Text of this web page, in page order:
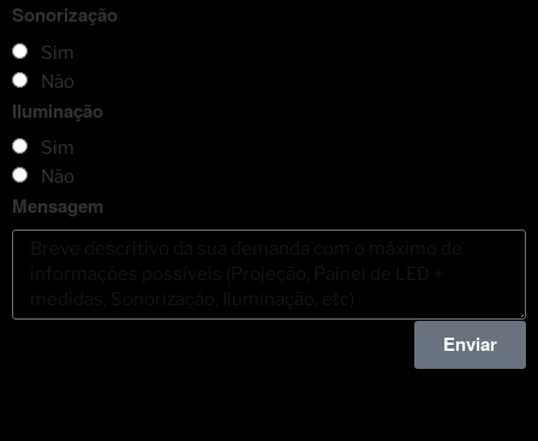
Sonorização
Sim
Não
Iluminação
Sim
Não
Mensagem
Enviar